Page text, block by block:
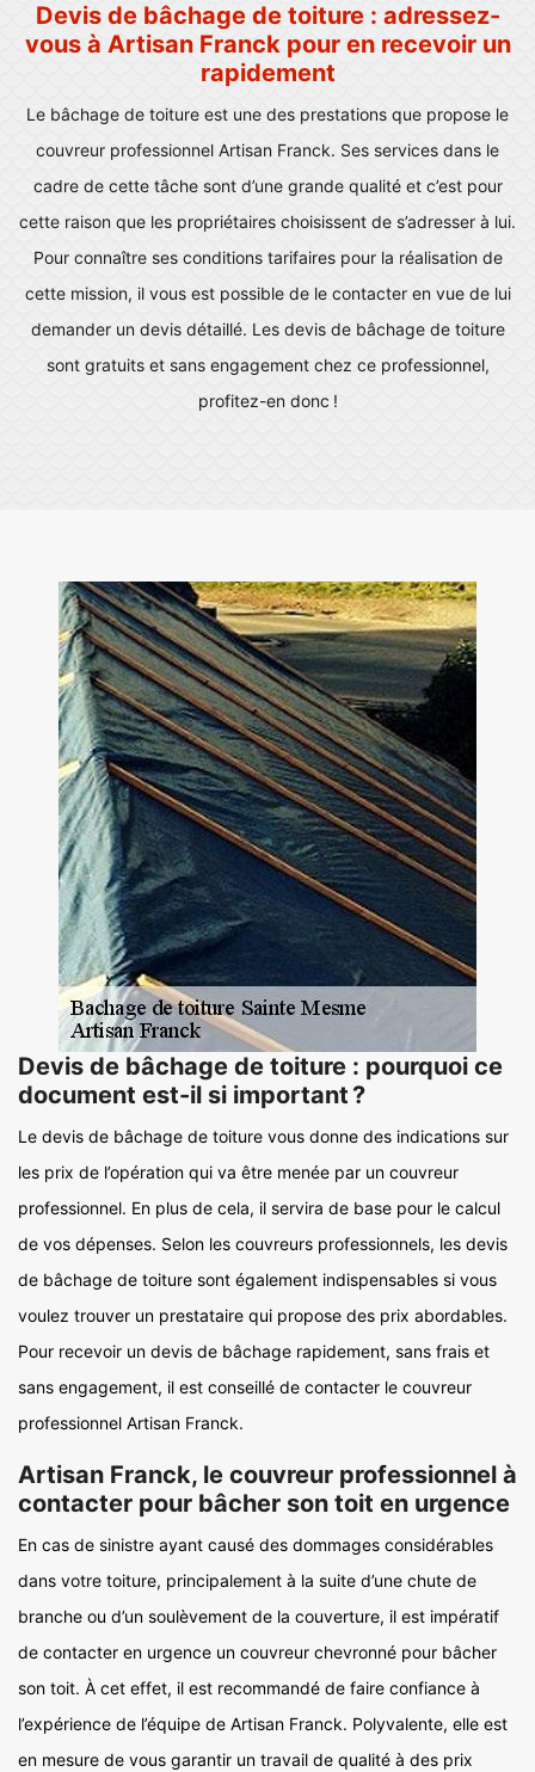
Devis de bâchage de toiture : adressez-
vous à Artisan Franck pour en recevoir un
rapidement
Le bâchage de toiture est une des prestations que propose le
couvreur professionnel Artisan Franck. Ses services dans le
cadre de cette tâche sont d’une grande qualité et c’est pour
cette raison que les propriétaires choisissent de s’adresser à lui.
Pour connaître ses conditions tarifaires pour la réalisation de
cette mission, il vous est possible de le contacter en vue de lui
demander un devis détaillé. Les devis de bâchage de toiture
sont gratuits et sans engagement chez ce professionnel,
profitez-en donc !
Devis de bâchage de toiture : pourquoi ce
document est-il si important ?
Le devis de bâchage de toiture vous donne des indications sur
les prix de l’opération qui va être menée par un couvreur
professionnel. En plus de cela, il servira de base pour le calcul
de vos dépenses. Selon les couvreurs professionnels, les devis
de bâchage de toiture sont également indispensables si vous
voulez trouver un prestataire qui propose des prix abordables.
Pour recevoir un devis de bâchage rapidement, sans frais et
sans engagement, il est conseillé de contacter le couvreur
professionnel Artisan Franck.
Artisan Franck, le couvreur professionnel à
contacter pour bâcher son toit en urgence
En cas de sinistre ayant causé des dommages considérables
dans votre toiture, principalement à la suite d’une chute de
branche ou d’un soulèvement de la couverture, il est impératif
de contacter en urgence un couvreur chevronné pour bâcher
son toit. À cet effet, il est recommandé de faire confiance à
l’expérience de l’équipe de Artisan Franck. Polyvalente, elle est
en mesure de vous garantir un travail de qualité à des prix